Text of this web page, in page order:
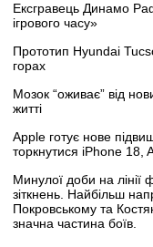
Ексгравець Динамо
ігрового часу»
Прототип Hyundai
горах
Мозок “оживає” від
житті
Apple готує нове
торкнутися iPhone 18,
Минулої доби на лінії
зіткнень. Найбільш
Покровському та
значна частина боїв.